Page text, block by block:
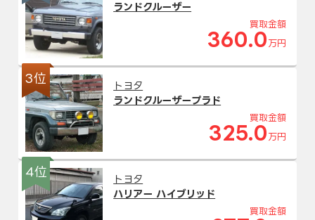
ランドクルーザー
買取金額
360.0 万円
3位
トヨタ
ランドクルーザープラド
買取金額
325.0 万円
4位
トヨタ
ハリアー ハイブリッド
買取金額